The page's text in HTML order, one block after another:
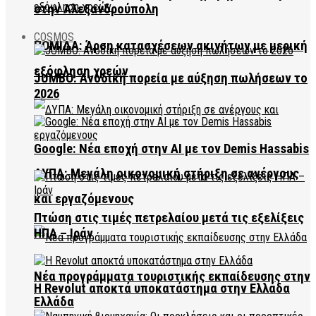
ΠΟΜΙΔΑ: Άρση κατασχέσεων ακινήτων με μερική
εξόφληση χρεών
ΔΥΠΑ: Μεγάλη οικονομική στήριξη σε ανέργους
και εργαζόμενους
Νέα προγράμματα τουριστικής εκπαίδευσης στην
Ελλάδα
στην Αλεξανδρούπολη
COSMOS
JUMBO: Ανοδική πορεία με αύξηση πωλήσεων το
2026
Google: Νέα εποχή στην AI με τον Demis Hassabis
Πτώση στις τιμές πετρελαίου μετά τις εξελίξεις
ΗΠΑ – Ιράν
Η Revolut αποκτά υποκατάστημα στην Ελλάδα